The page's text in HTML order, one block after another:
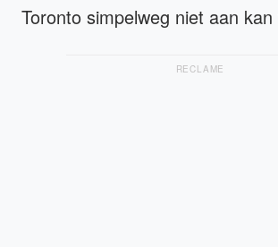
Toronto simpelweg niet aan kan
RECLAME